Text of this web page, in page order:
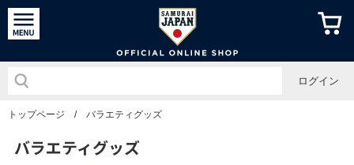
侍ジャパ
ログイン
トップページ / バラエティグッズ
バラエティグッズ